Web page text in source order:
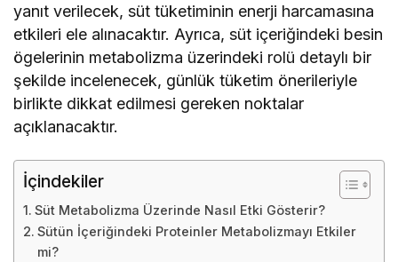
yanıt verilecek, süt tüketiminin enerji harcamasına
etkileri ele alınacaktır. Ayrıca, süt içeriğindeki besin
ögelerinin metabolizma üzerindeki rolü detaylı bir
şekilde incelenecek, günlük tüketim önerileriyle
birlikte dikkat edilmesi gereken noktalar
açıklanacaktır.
İçindekiler
Süt Metabolizma Üzerinde Nasıl Etki Gösterir?
Sütün İçeriğindeki Proteinler Metabolizmayı Etkiler
mi?